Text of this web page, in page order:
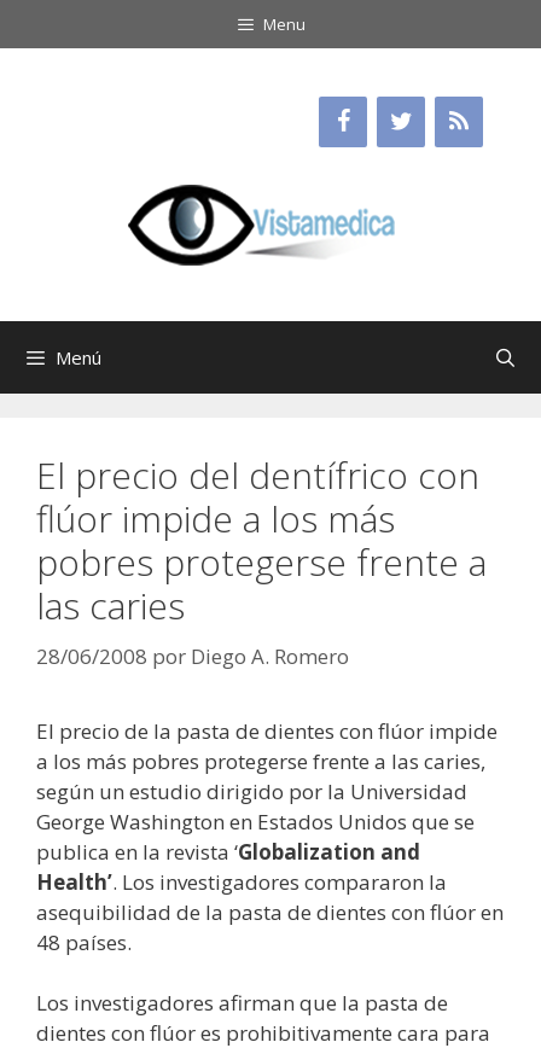
al
Menu
Menú
El precio del dentífrico con
flúor impide a los más
pobres protegerse frente a
las caries
28/06/2008 por Diego A. Romero
El precio de la pasta de dientes con flúor impide
a los más pobres protegerse frente a las caries,
según un estudio dirigido por la Universidad
George Washington en Estados Unidos que se
publica en la revista ‘Globalization and
Health’. Los investigadores compararon la
asequibilidad de la pasta de dientes con flúor en
48 países.
Los investigadores afirman que la pasta de
dientes con flúor es prohibitivamente cara para